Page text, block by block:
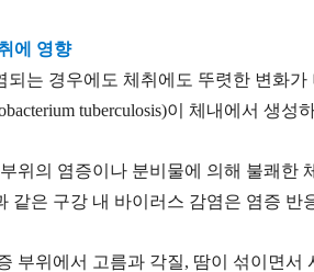
에 영향
는 경우에도 체취에도 뚜렷한 변화
tuberculosis)이 체내에서 생
위의 염증이나 분비물에 의해 불쾌한
같은 구강 내 바이러스 감염은 염증
부위에서 고름과 각질, 땀이 섞이면